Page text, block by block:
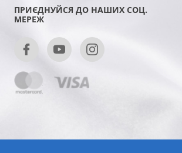
ПРИЄДНУЙСЯ ДО НАШИХ СОЦ.
МЕРЕЖ